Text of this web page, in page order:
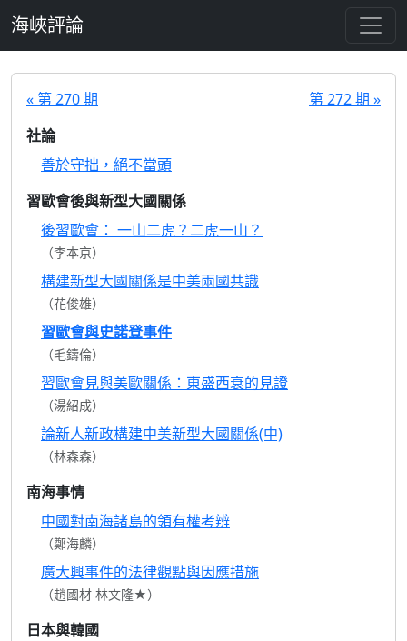
海峽評論
« 第 270 期
第 272 期 »
社論
善於守拙，絕不當頭
習歐會後與新型大國關係
後習歐會： 一山二虎？二虎一山？
（李本京）
構建新型大國關係是中美兩國共識
（花俊雄）
習歐會與史諾登事件
（毛鑄倫）
習歐會見與美歐關係：東盛西衰的見證
（湯紹成）
論新人新政構建中美新型大國關係(中)
（林森森）
南海事情
中國對南海諸島的領有權考辨
（鄭海麟）
廣大興事件的法律觀點與因應措施
（趙國材 林文隆★）
日本與韓國